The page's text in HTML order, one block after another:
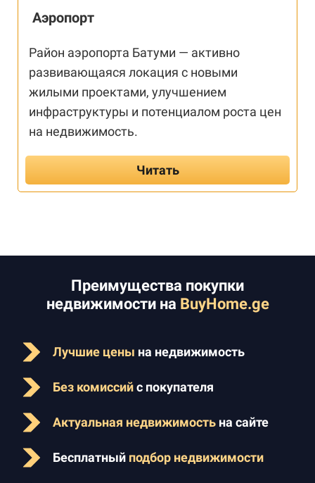
Аэропорт
Район аэропорта Батуми — активно
развивающаяся локация с новыми
жилыми проектами, улучшением
инфраструктуры и потенциалом роста цен
на недвижимость.
Читать
Преимущества покупки
недвижимости на BuyHome.ge
Лучшие цены на недвижимость
Без комиссийс покупателя
Актуальная недвижимость на сайте
Бесплатный подбор недвижимости